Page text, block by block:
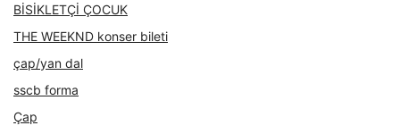
BİSİKLETÇİ ÇOCUK
THE WEEKND konser bileti
çap/yan dal
sscb forma
Çap